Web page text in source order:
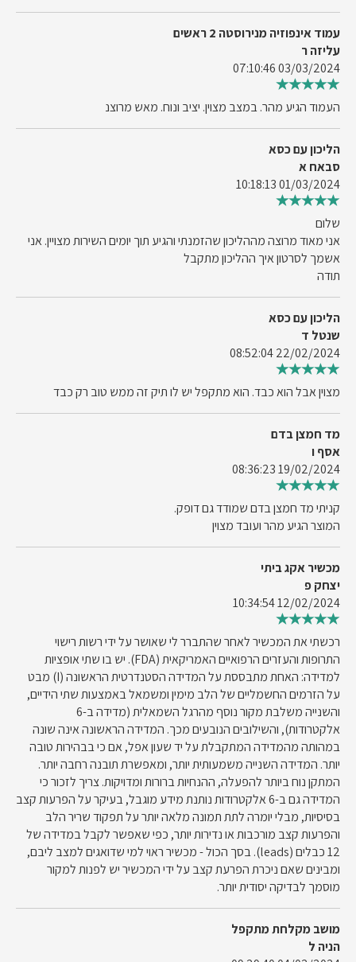
עמוד אינפוזיה מנירוסטה 2 ראשים
עליזה ר
03/03/2024 07:10:46
העמוד הגיע מהר. במצב מצוין. יציב ונוח. מאש מרוצנ
הליכון עם כסא
סבאח א
01/03/2024 10:18:13
שלום
אני מאוד מרוצה מההליכון שהזמנתי והגיע תוך יומים השירות מצויין. אני
אשמך לסרטון איך ההליכון מתקבל
תודה
הליכון עם כסא
שנטל ד
22/02/2024 08:52:04
מצוין אבל הוא כבד. הוא מתקפל יש לו תיק זה ממש טוב רק כבד
מד חמצן בדם
אסף ו
19/02/2024 08:36:23
קניתי מד חמצן בדם שמודד גם דופק.
המוצר הגיע מהר ועובד מצוין
מכשיר אקג ביתי
יצחק פ
12/02/2024 10:34:54
רכשתי את המכשיר לאחר שהתברר לי שאושר על ידי רשות רישוי
התרופות והעזרים הרפואיים האמריקאית (FDA). יש בו שתי אופציות
למדידה: האחת מתבססת על המדידה הסטנדרטית הראשונה (I) מבט
על הזרמים החשמליים של הלב מימין ומשמאל באמצעות שתי הידיים,
והשנייה משלבת מקור נוסף מהרגל השמאלית (מדידה ב-6
אלקטרודות), והשילובים הנובעים מכך. המדידה הראשונה אינה שונה
במהותה מהמדידה המתקבלת על יד שעון אפל, אם כי בבהירות טובה
יותר. המדידה השנייה משמעותית יותר, ומאפשרת תובנה רחבה יותר.
המתקן נוח ביותר להפעלה, ההנחיות ברורות ומדויקות. צריך לזכור כי
המדידה גם ב-6 אלקטרודות נותנת מידע מוגבל, בעיקר על הפרעות קצב
בסיסיות, מבלי יומרה לתת תמונה מלאה יותר על תפקוד שריר הלב
והפרעות קצב מורכבות או נדירות יותר, כפי שאפשר לקבל במדידה של
12 כבלים (leads). בסך הכול - מכשיר ראוי למי שדואגים למצב ליבם,
ומבינים שאם ניכרת הפרעת קצב על ידי המכשיר יש לפנות למקור
מוסמך לבדיקה יסודית יותר.
מושב מקלחת מתקפל
הניה ל